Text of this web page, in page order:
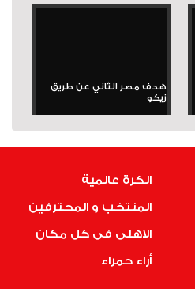
هدف مصر الثاني عن طريق
زيكو
الكرة عالمية
المنتخب و المحترفين
الاهلى فى كل مكان
أراء حمراء